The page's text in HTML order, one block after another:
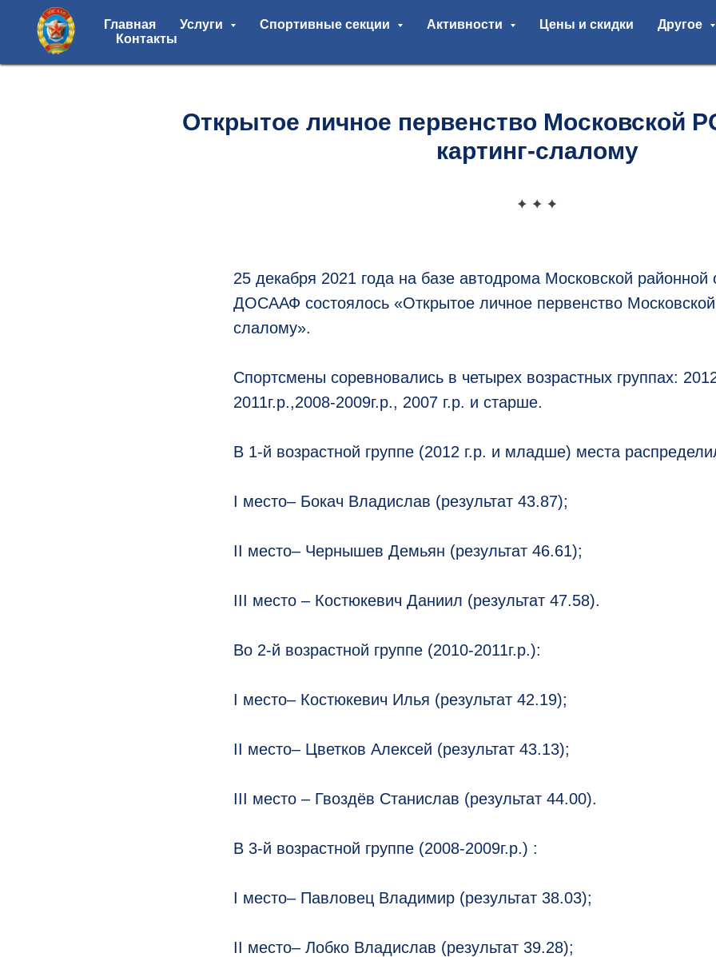
Главная Услуги Спортивные секции Активности Цены и скидки
Другое
Контакты
Открытое личное первенство
картинг-слалому
25 декабря 2021 года на базе автодрома Московской районной
ДОСААФ состоялось «Открытое личное первенство
слалому».
Спортсмены соревновались в четырех возрастных группах:
2011г.р.,2008-2009г.р., 2007 г.р. и старше.
В 1-й возрастной группе (2012 г.р. и младше) места
I место– Бокач Владислав (результат 43.87);
II место– Чернышев Демьян (результат 46.61);
III место – Костюкевич Даниил (результат 47.58).
Во 2-й возрастной группе (2010-2011г.р.):
I место– Костюкевич Илья (результат 42.19);
II место– Цветков Алексей (результат 43.13);
III место – Гвоздёв Станислав (результат 44.00).
В 3-й возрастной группе (2008-2009г.р.) :
I место– Павловец Владимир (результат 38.03);
II место– Лобко Владислав (результат 39.28);